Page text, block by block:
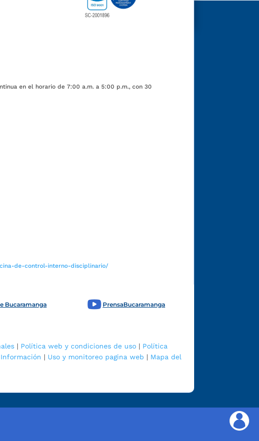
en el horario de 7:00 a.m. a 5:00 p.m., con 30
de-control-interno-disciplinario/
Bucaramanga PrensaBucaramanga
| Política web y condiciones de uso | Política
| Uso y monitoreo pagina web | Mapa del